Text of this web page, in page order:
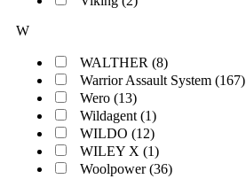
W
WALTHER (8)
Warrior Assault System (167)
Wero (13)
Wildagent (1)
WILDO (12)
WILEY X (1)
Woolpower (36)